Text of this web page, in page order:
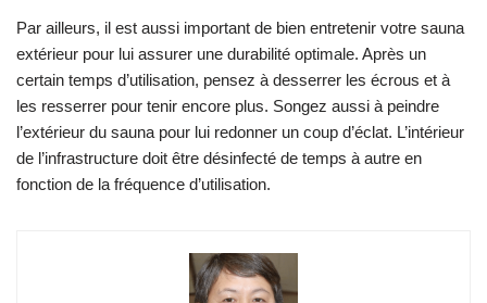
Par ailleurs, il est aussi important de bien entretenir votre sauna
extérieur pour lui assurer une durabilité optimale. Après un
certain temps d’utilisation, pensez à desserrer les écrous et à
les resserrer pour tenir encore plus. Songez aussi à peindre
l’extérieur du sauna pour lui redonner un coup d’éclat. L’intérieur
de l’infrastructure doit être désinfecté de temps à autre en
fonction de la fréquence d’utilisation.